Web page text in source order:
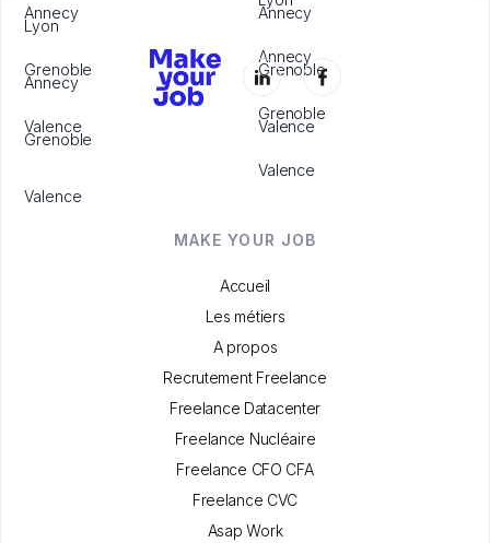
Annecy
Grenoble
Valence
Annecy
Grenoble
Valence
Lyon
Annecy
Grenoble
Valence
Annecy
Grenoble
Valence
MAKE YOUR JOB
Accueil
Les métiers
A propos
Recrutement Freelance
Freelance Datacenter
Freelance Nucléaire
Freelance CFO CFA
Freelance CVC
Asap Work